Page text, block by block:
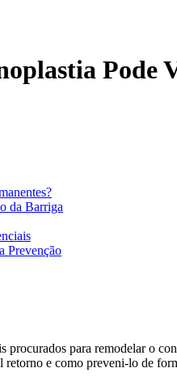
Pode
da Barriga
Prevenção
procurados para remodelar o
retorno e como preveni-lo de